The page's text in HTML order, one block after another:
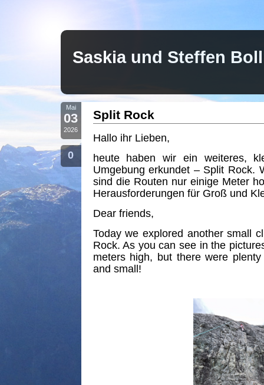
Saskia und Steffen
Mai
03
2026
0
Split Rock
Hallo ihr Lieben,
heute haben wir ein weiteres,
Umgebung erkundet – Split Rock.
sind die Routen nur einige Meter
Herausforderungen für Groß und
Dear friends,
Today we explored another small
Rock. As you can see in the
meters high, but there were
and small!